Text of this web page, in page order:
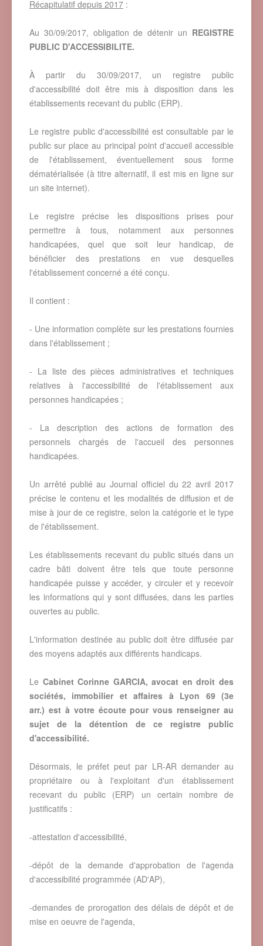
Récapitulatif depuis 2017 :
Au 30/09/2017, obligation de détenir un REGISTRE
PUBLIC D'ACCESSIBILITE.
À partir du 30/09/2017, un registre public
d'accessibilité doit être mis à disposition dans les
établissements recevant du public (ERP).
Le registre public d'accessibilité est consultable par le
public sur place au principal point d'accueil accessible
de l'établissement, éventuellement sous forme
dématérialisée (à titre alternatif, il est mis en ligne sur
un site internet).
Le registre précise les dispositions prises pour
permettre à tous, notamment aux personnes
handicapées, quel que soit leur handicap, de
bénéficier des prestations en vue desquelles
l'établissement concerné a été conçu.
Il contient :
- Une information complète sur les prestations fournies
dans l'établissement ;
- La liste des pièces administratives et techniques
relatives à l'accessibilité de l'établissement aux
personnes handicapées ;
- La description des actions de formation des
personnels chargés de l'accueil des personnes
handicapées.
Un arrêté publié au Journal officiel du 22 avril 2017
précise le contenu et les modalités de diffusion et de
mise à jour de ce registre, selon la catégorie et le type
de l'établissement.
Les établissements recevant du public situés dans un
cadre bâti doivent être tels que toute personne
handicapée puisse y accéder, y circuler et y recevoir
les informations qui y sont diffusées, dans les parties
ouvertes au public.
L'information destinée au public doit être diffusée par
des moyens adaptés aux différents handicaps.
Le Cabinet Corinne GARCIA, avocat en droit des
sociétés, immobilier et affaires à Lyon 69 (3e
arr.) est à votre écoute pour vous renseigner au
sujet de la détention de ce registre public
d'accessibilité.
Désormais, le préfet peut par LR-AR demander au
propriétaire ou à l'exploitant d'un établissement
recevant du public (ERP) un certain nombre de
justificatifs :
-attestation d'accessibilité,
-dépôt de la demande d'approbation de l'agenda
d'accessibilité programmée (AD'AP),
-demandes de prorogation des délais de dépôt et de
mise en oeuvre de l'agenda,